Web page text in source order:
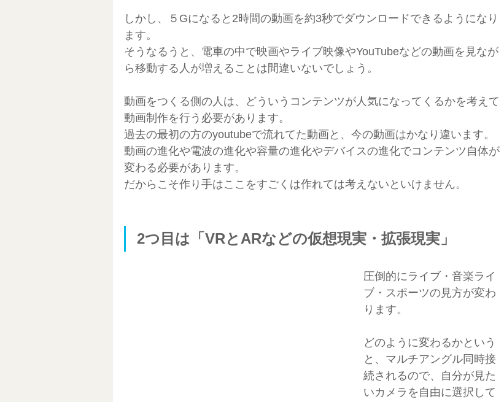
しかし、５Gになると2時間の動画を約3秒でダウンロードできるようになり
ます。
そうなるうと、電車の中で映画やライブ映像やYouTubeなどの動画を見なが
ら移動する人が増えることは間違いないでしょう。
動画をつくる側の人は、どういうコンテンツが人気になってくるかを考えて
動画制作を行う必要があります。
過去の最初の方のyoutubeで流れてた動画と、今の動画はかなり違います。
動画の進化や電波の進化や容量の進化やデバイスの進化でコンテンツ自体が
変わる必要があります。
だからこそ作り手はここをすごくは作れては考えないといけません。
2つ目は「VRとARなどの仮想現実・拡張現実」
圧倒的にライブ・音楽ライ
ブ・スポーツの見方が変わ
ります。
どのように変わるかという
と、マルチアングル同時接
続されるので、自分が見た
いカメラを自由に選択して